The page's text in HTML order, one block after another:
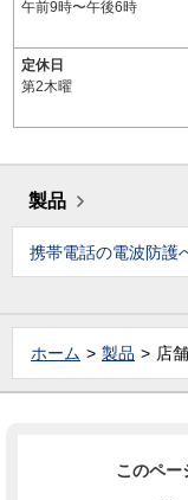
午前9時〜午後6時
定休日
第2木曜
製品
携帯電話の電波防護
ホーム 製品 店
このペー